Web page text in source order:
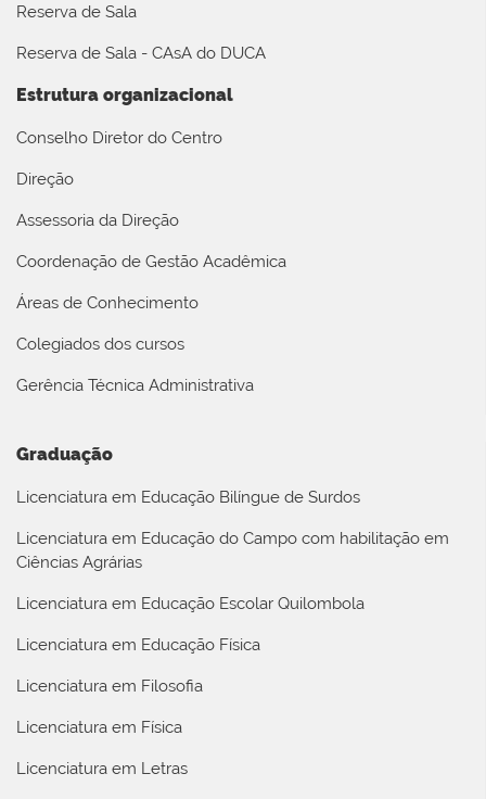
Reserva de Sala
Reserva de Sala - CAsA do DUCA
Estrutura organizacional
Conselho Diretor do Centro
Direção
Assessoria da Direção
Coordenação de Gestão Acadêmica
Áreas de Conhecimento
Colegiados dos cursos
Gerência Técnica Administrativa
Graduação
Licenciatura em Educação Bilíngue de Surdos
Licenciatura em Educação do Campo com habilitação em
Ciências Agrárias
Licenciatura em Educação Escolar Quilombola
Licenciatura em Educação Física
Licenciatura em Filosofia
Licenciatura em Física
Licenciatura em Letras